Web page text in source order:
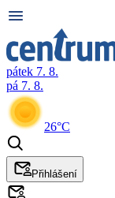
pátek 7. 8.
pá 7. 8.
26°C
Přihlášení